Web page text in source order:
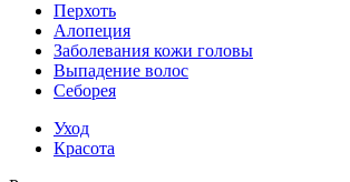
Перхоть
Алопеция
Заболевания кожи головы
Выпадение волос
Cеборея
Уход
Красота